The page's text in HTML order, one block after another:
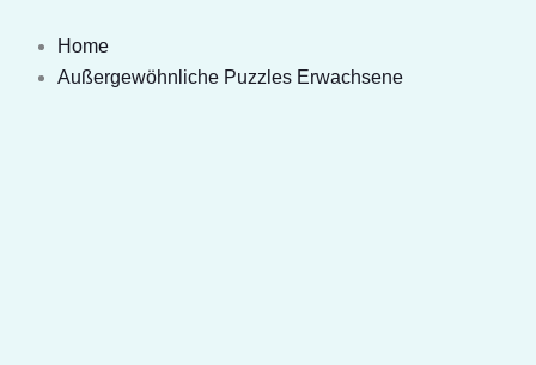
Inhalt
springen
Home
Außergewöhnliche Puzzles Erwachsene
Karten
Lamas